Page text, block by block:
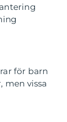
för barn
men vissa